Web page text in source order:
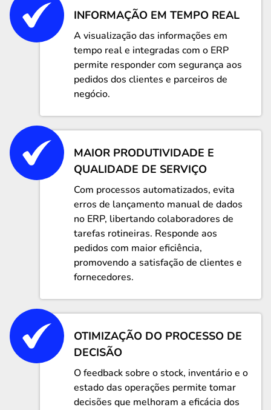
INFORMAÇÃO EM TEMPO REAL
A visualização das informações em
tempo real e integradas com o ERP
permite responder com segurança aos
pedidos dos clientes e parceiros de
negócio.
MAIOR PRODUTIVIDADE E
QUALIDADE DE SERVIÇO
Com processos automatizados, evita
erros de lançamento manual de dados
no ERP, libertando colaboradores de
tarefas rotineiras. Responde aos
pedidos com maior eficiência,
promovendo a satisfação de clientes e
fornecedores.
OTIMIZAÇÃO DO PROCESSO DE
DECISÃO
O feedback sobre o stock, inventário e o
estado das operações permite tomar
decisões que melhoram a eficácia dos